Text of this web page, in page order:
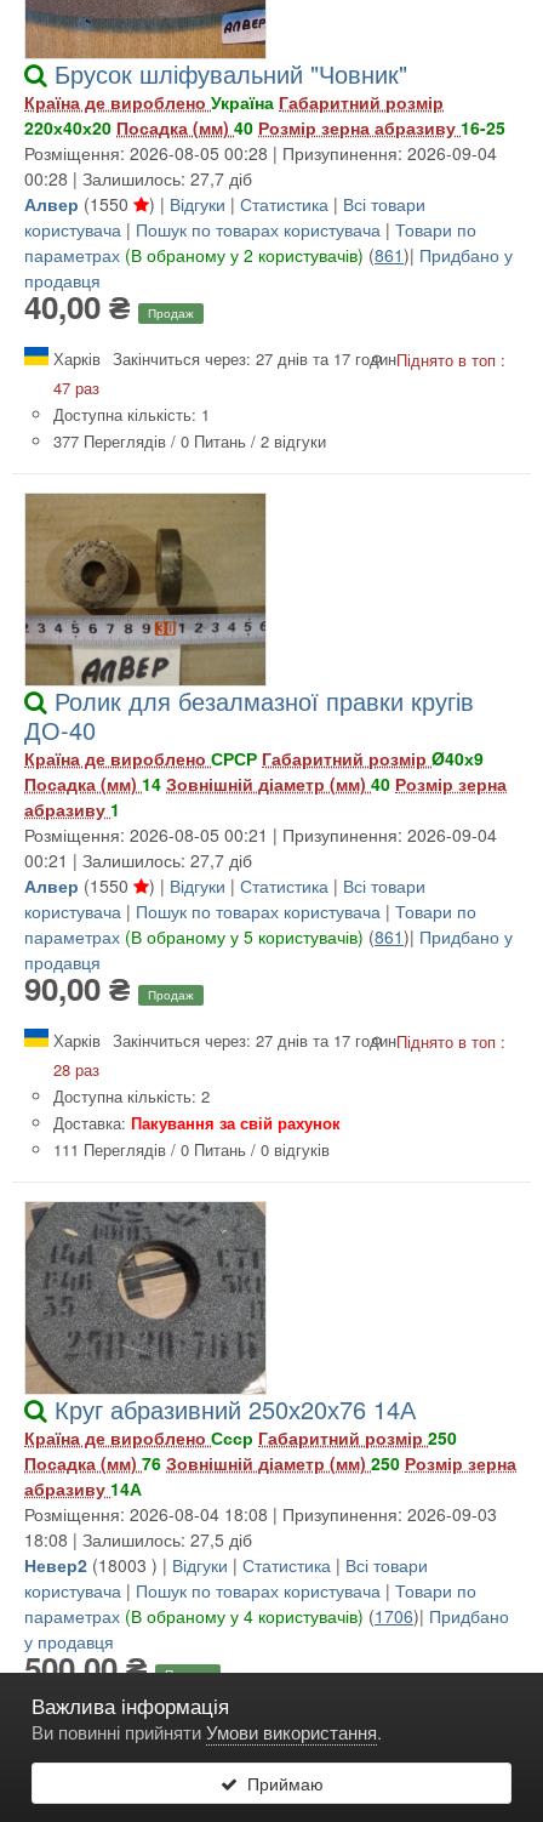
Брусок шліфувальний "Човник"
Країна де вироблено Україна Габаритний розмір
220х40х20 Посадка (мм) 40 Розмір зерна абразиву 16-25
Розміщення: 2026-08-05 00:28 | Призупинення: 2026-09-04
00:28 | Залишилось: 27,7 діб
Алвер (1550 ) | Відгуки | Статистика | Всі товари
користувача | Пошук по товарах користувача | Товари по
параметрах (В обраному у 2 користувачів) (861)| Придбано у
продавця
40,00 ₴ Продаж
Харків Закінчиться через: 27 днів та 17 годинПіднято в топ :
47 раз
Доступна кількість: 1
377 Переглядів / 0 Питань / 2 відгуки
Ролик для безалмазної правки кругів
ДО-40
Країна де вироблено СРСР Габаритний розмір Ø40х9
Посадка (мм) 14 Зовнішній діаметр (мм) 40 Розмір зерна
абразиву 1
Розміщення: 2026-08-05 00:21 | Призупинення: 2026-09-04
00:21 | Залишилось: 27,7 діб
Алвер (1550 ) | Відгуки | Статистика | Всі товари
користувача | Пошук по товарах користувача | Товари по
параметрах (В обраному у 5 користувачів) (861)| Придбано у
продавця
90,00 ₴ Продаж
Харків Закінчиться через: 27 днів та 17 годинПіднято в топ :
28 раз
Доступна кількість: 2
Доставка: Пакування за свій рахунок
111 Переглядів / 0 Питань / 0 відгуків
Круг абразивний 250х20х76 14А
Країна де вироблено Ссср Габаритний розмір 250
Посадка (мм) 76 Зовнішній діаметр (мм) 250 Розмір зерна
абразиву 14А
Розміщення: 2026-08-04 18:08 | Призупинення: 2026-09-03
18:08 | Залишилось: 27,5 діб
Невер2 (18003 ) | Відгуки | Статистика | Всі товари
користувача | Пошук по товарах користувача | Товари по
параметрах (В обраному у 4 користувачів) (1706)| Придбано
у продавця
500,00 ₴ Продаж
Київ Закінчиться через: 27 днів та 11 годин
Доставка:Пакування за свій рахунок
Важлива інформація
Ви повинні прийнятиУмови використання.
Приймаю